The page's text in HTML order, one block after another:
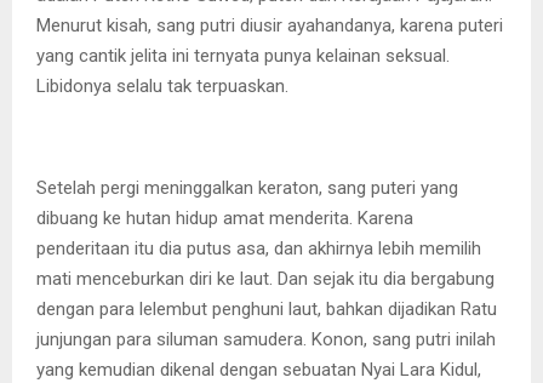
Menurut kisah, sang putri diusir ayahandanya, karena puteri
yang cantik jelita ini ternyata punya kelainan seksual.
Libidonya selalu tak terpuaskan.
Setelah pergi meninggalkan keraton, sang puteri yang
dibuang ke hutan hidup amat menderita. Karena
penderitaan itu dia putus asa, dan akhirnya lebih memilih
mati menceburkan diri ke laut. Dan sejak itu dia bergabung
dengan para lelembut penghuni laut, bahkan dijadikan Ratu
junjungan para siluman samudera. Konon, sang putri inilah
yang kemudian dikenal dengan sebuatan Nyai Lara Kidul,